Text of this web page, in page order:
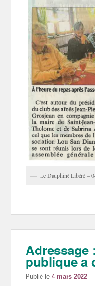
Le Dauphiné Libéré –
Adressage
publique a
Publié le4 mars 2022